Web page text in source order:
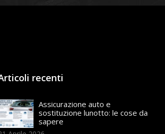
recenti
Assicurazione auto e
sostituzione lunotto: le cose da
sapere